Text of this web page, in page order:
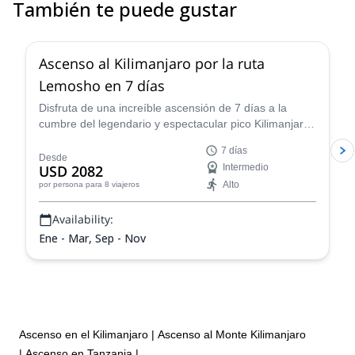
También te puede gustar
Ascenso al Kilimanjaro por la ruta
Lemosho en 7 días
Disfruta de una increíble ascensión de 7 días a la
cumbre del legendario y espectacular pico Kilimanjaro
nuestros guías certificados.
Desde
USD 2082
por persona para 8 viajeros
7 días
Intermedio
Alto
Availability:
Ene - Mar, Sep - Nov
Ascenso en el Kilimanjaro | Ascenso al Monte Kilimanjaro